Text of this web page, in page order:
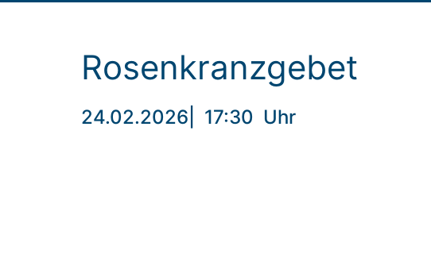
Rosenkranzgebet
24.02.2026 17:30 Uhr